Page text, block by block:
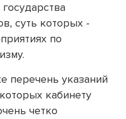
суть которых -
по
перечень указаний
кабинету
четко